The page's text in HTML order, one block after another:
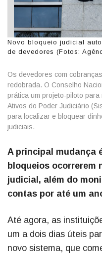
Novo bloqueio judicial
de devedores (Fotos:
Os devedores com
redobrada. O Conselho
prática um projeto-piloto
Ativos do Poder Judiciário
para localizar e bloquear
judiciais.
A principal mudança
bloqueios ocorrerem
judicial, além do
contas por até um
Até agora, as
um a dois dias úteis
novo sistema, que